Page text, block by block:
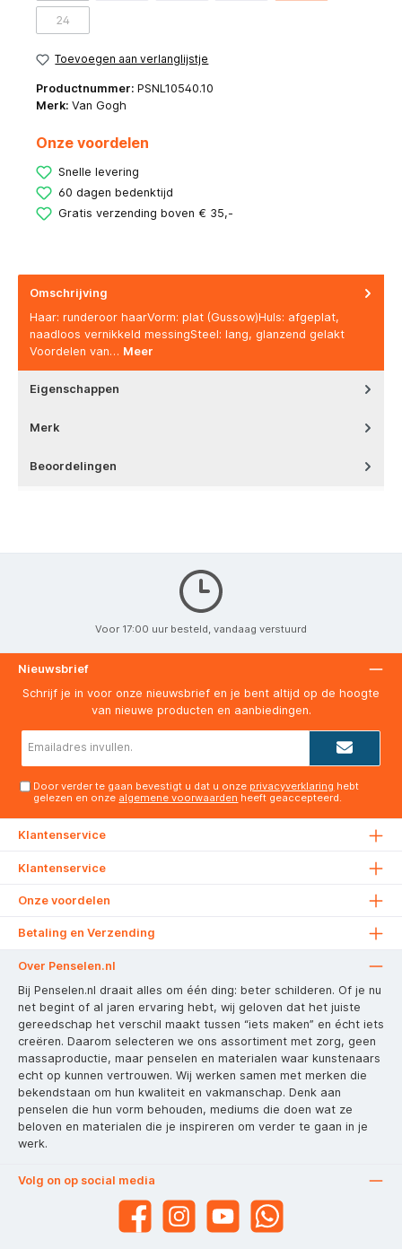
24
Toevoegen aan verlanglijstje
Productnummer: PSNL10540.10
Merk: Van Gogh
Onze voordelen
Snelle levering
60 dagen bedenktijd
Gratis verzending boven € 35,-
Omschrijving
Haar: runderoor haarVorm: plat (Gussow)Huls: afgeplat,
naadloos vernikkeld messingSteel: lang, glanzend gelakt
Voordelen van… Meer
Eigenschappen
Merk
Beoordelingen
Voor 17:00 uur besteld, vandaag verstuurd
Nieuwsbrief
Schrijf je in voor onze nieuwsbrief en je bent altijd op de hoogte
van nieuwe producten en aanbiedingen.
Door verder te gaan bevestigt u dat u onze privacyverklaring hebt
gelezen en onze algemene voorwaarden heeft geaccepteerd.
Klantenservice
Klantenservice
Onze voordelen
Betaling en Verzending
Over Penselen.nl
Bij Penselen.nl draait alles om één ding: beter schilderen. Of je nu
net begint of al jaren ervaring hebt, wij geloven dat het juiste
gereedschap het verschil maakt tussen “iets maken” en écht iets
creëren. Daarom selecteren we ons assortiment met zorg, geen
massaproductie, maar penselen en materialen waar kunstenaars
echt op kunnen vertrouwen. Wij werken samen met merken die
bekendstaan om hun kwaliteit en vakmanschap. Denk aan
penselen die hun vorm behouden, mediums die doen wat ze
beloven en materialen die je inspireren om verder te gaan in je
werk.
Volg on op social media